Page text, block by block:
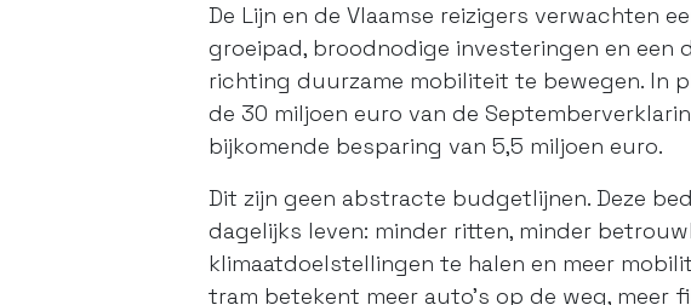
De Lijn en de Vlaamse reizigers verwachten
groeipad, broodnodige investeringen en een
richting duurzame mobiliteit te bewegen. In
de 30 miljoen euro van de
bijkomende besparing van 5,5 miljoen euro.
Dit zijn geen abstracte budgetlijnen. Deze
dagelijks leven: minder ritten, minder
klimaatdoelstellingen te halen en meer
tram betekent meer auto's op de weg, meer